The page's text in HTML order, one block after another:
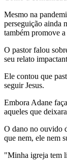
Mesmo na
perseguição ainda
também promove
O pastor falou
seu relato
Ele contou que
seguir Jesus.
Embora Adane
aqueles que
O dano no ouvido
que nem, ele nem
"Minha igreja tem